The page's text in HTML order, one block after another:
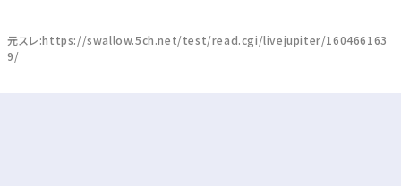
元スレ:https://swallow.5ch.net/test/read.cgi/livejupiter/160466163
9/